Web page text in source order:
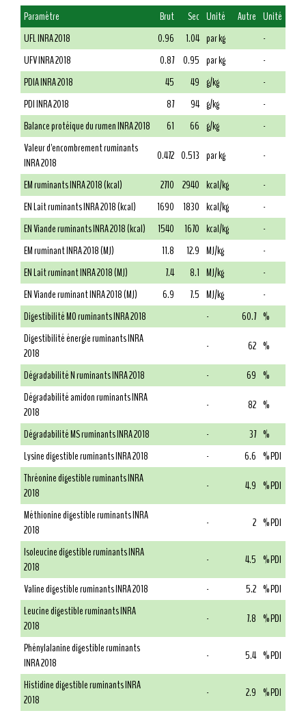
Paramètre Brut Sec Unité Autre Unité
UFL INRA 2018
0.96 1.04 par kg
-
UFV INRA 2018
0.87 0.95 par kg
-
PDIA INRA 2018
45 49 g/kg
-
PDI INRA 2018
87 94 g/kg
-
Balance protéique du rumen INRA 2018
61 66 g/kg
-
Valeur d'encombrement ruminants
INRA 2018
0.472 0.513 par kg
-
EM ruminants INRA 2018 (kcal)
2710 2940 kcal/kg
-
EN Lait ruminants INRA 2018 (kcal)
1690 1830 kcal/kg
-
EN Viande ruminants INRA 2018 (kcal)
1540 1670 kcal/kg
-
EM ruminant INRA 2018 (MJ)
11.8 12.9 MJ/kg
-
EN Lait ruminant INRA 2018 (MJ)
7.4 8.1 MJ/kg
-
EN Viande ruminant INRA 2018 (MJ)
6.9 7.5 MJ/kg
-
Digestibilité MO ruminants INRA 2018
- 60.7 %
Digestibilité énergie ruminants INRA
2018
- 62 %
Dégradabilité N ruminants INRA 2018
- 69 %
Dégradabilité amidon ruminants INRA
2018
- 82 %
Dégradabilité MS ruminants INRA 2018
- 37 %
Lysine digestible ruminants INRA 2018
- 6.6 % PDI
Thréonine digestible ruminants INRA
2018
- 4.9 % PDI
Méthionine digestible ruminants INRA
2018
- 2 % PDI
Isoleucine digestible ruminants INRA
2018
- 4.5 % PDI
Valine digestible ruminants INRA 2018
- 5.2 % PDI
Leucine digestible ruminants INRA
2018
- 7.8 % PDI
Phénylalanine digestible ruminants
INRA 2018
- 5.4 % PDI
Histidine digestible ruminants INRA
2018
- 2.9 % PDI